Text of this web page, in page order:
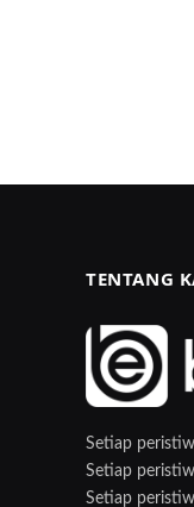
TENTANG
Setiap
Setiap
Setiap